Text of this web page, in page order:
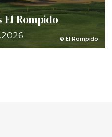
© El Rompido
El Rompido